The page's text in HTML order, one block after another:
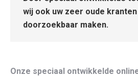
wij ook uw zeer oude
doorzoekbaar maken.
Onze speciaal ontwikkelde